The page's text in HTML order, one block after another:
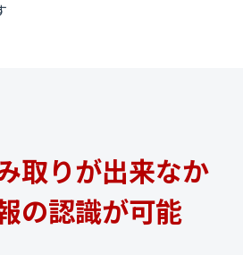
取りが出来なか
の認識が可能